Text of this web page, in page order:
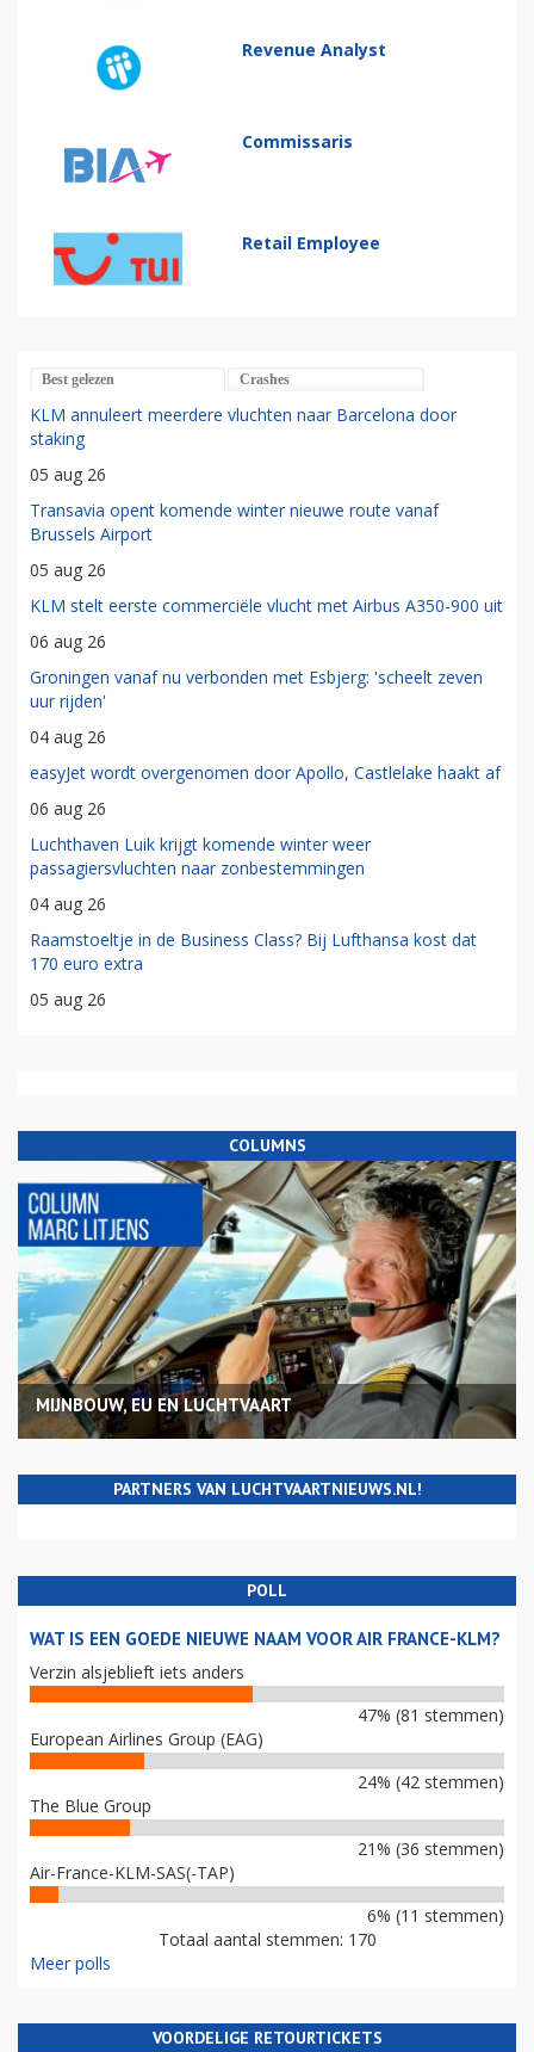
Revenue Analyst
Commissaris
Retail Employee
Best gelezen Crashes
KLM annuleert meerdere vluchten naar Barcelona door
staking
05 aug 26
Transavia opent komende winter nieuwe route vanaf
Brussels Airport
05 aug 26
KLM stelt eerste commerciële vlucht met Airbus A350-900 uit
06 aug 26
Groningen vanaf nu verbonden met Esbjerg: 'scheelt zeven
uur rijden'
04 aug 26
easyJet wordt overgenomen door Apollo, Castlelake haakt af
06 aug 26
Luchthaven Luik krijgt komende winter weer
passagiersvluchten naar zonbestemmingen
04 aug 26
Raamstoeltje in de Business Class? Bij Lufthansa kost dat
170 euro extra
05 aug 26
COLUMNS
MIJNBOUW, EU EN LUCHTVAART
PARTNERS VAN LUCHTVAARTNIEUWS.NL!
POLL
WAT IS EEN GOEDE NIEUWE NAAM VOOR AIR FRANCE-KLM?
Verzin alsjeblieft iets anders
47% (81 stemmen)
European Airlines Group (EAG)
24% (42 stemmen)
The Blue Group
21% (36 stemmen)
Air-France-KLM-SAS(-TAP)
6% (11 stemmen)
Totaal aantal stemmen: 170
Meer polls
VOORDELIGE RETOURTICKETS